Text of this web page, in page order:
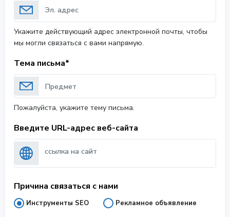
Укажите действующий адрес электронной почты, чтобы
мы могли связаться с вами напрямую.
Тема письма*
Пожалуйста, укажите тему письма.
Введите URL-адрес веб-сайта
Причина связаться с нами
Инструменты SEO Рекламное объявление